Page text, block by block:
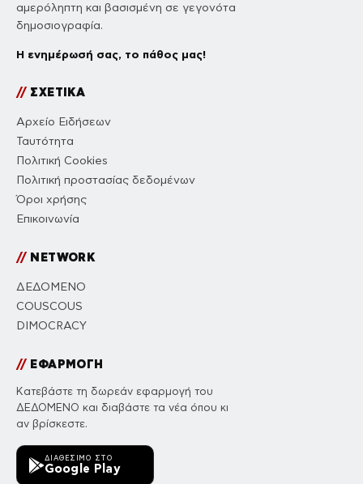
αμερόληπτη και βασισμένη σε γεγονότα
δημοσιογραφία.
Η ενημέρωσή σας, το πάθος μας!
//ΣΧΕΤΙΚΑ
Αρχείο Ειδήσεων
Ταυτότητα
Πολιτική Cookies
Πολιτική προστασίας δεδομένων
Όροι χρήσης
Επικοινωνία
//NETWORK
ΔΕΔΟΜΕΝΟ
COUSCOUS
DIMOCRACY
//ΕΦΑΡΜΟΓΗ
Κατεβάστε τη δωρεάν εφαρμογή του
ΔΕΔΟΜΕΝΟ και διαβάστε τα νέα όπου κι
αν βρίσκεστε.
ΔΙΑΘΈΣΙΜΟ ΣΤΟ
Google Play